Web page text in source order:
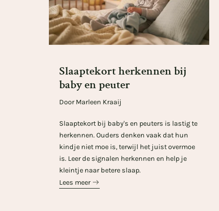
Slaaptekort herkennen bij
baby en peuter
Door Marleen Kraaij
Slaaptekort bij baby's en peuters is lastig te
herkennen. Ouders denken vaak dat hun
kindje niet moe is, terwijl het juist overmoe
is. Leer de signalen herkennen en help je
kleintje naar betere slaap.
Lees meer